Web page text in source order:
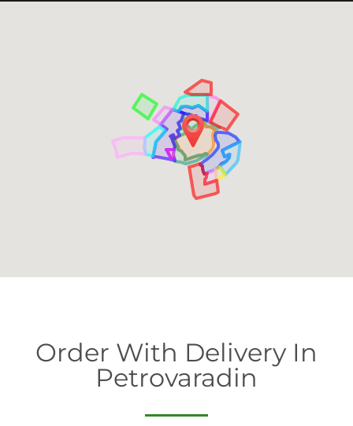
Order With Delivery In
Petrovaradin